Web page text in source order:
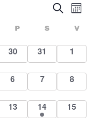
és
nézet
Keresett
kifejezés
CSÜTÖRTÖK
P PÉNTEK
S V
0
események
30
0
események
31
0
1
0
események
6
0
események
7
0
8
0
események
13
1
esemény
14
0
15